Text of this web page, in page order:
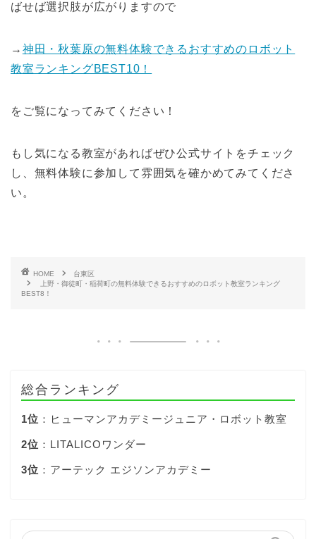
ばせば選択肢が広がりますので
→ 神田・秋葉原の無料体験できるおすすめのロボット
教室ランキングBEST10！
をご覧になってみてください！
もし気になる教室があればぜひ公式サイトをチェック
し、無料体験に参加して雰囲気を確かめてみてくださ
い。
HOME
台東区
上野・御徒町・稲荷町の無料体験できるおすすめのロボット教室ランキング
BEST8！
総合ランキング
1位 ：ヒューマンアカデミージュニア・ロボット教室
2位 ：LITALICOワンダー
3位 ：アーテック エジソンアカデミー